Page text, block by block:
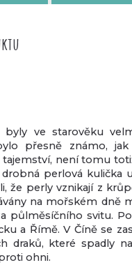
byly ve starověku
přesně známo, jak
není tomu
perlová kulička
že perly vznikají z
na mořském dně
půlměsíčního svitu.
a Římě. V Číně se
draků, které spadly
ohni.